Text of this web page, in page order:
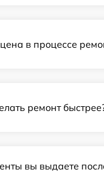
в процессе
ремонт
вы выдаете